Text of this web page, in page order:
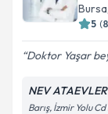
Bursa
5 (8
Doktor Yaşar
NEV
Barış, İzmir Yolu